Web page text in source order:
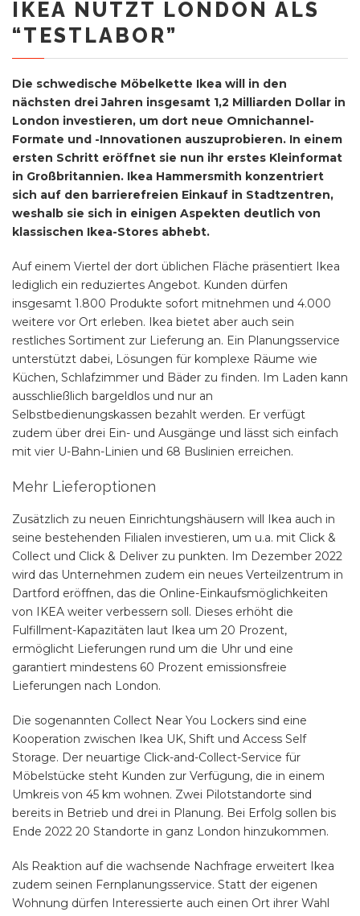
IKEA NUTZT LONDON ALS
“TESTLABOR”
Die schwedische Möbelkette Ikea will in den
nächsten drei Jahren insgesamt 1,2 Milliarden Dollar in
London investieren, um dort neue Omnichannel-
Formate und -Innovationen auszuprobieren. In einem
ersten Schritt eröffnet sie nun ihr erstes Kleinformat
in Großbritannien. Ikea Hammersmith konzentriert
sich auf den barrierefreien Einkauf in Stadtzentren,
weshalb sie sich in einigen Aspekten deutlich von
klassischen Ikea-Stores abhebt.
Auf einem Viertel der dort üblichen Fläche präsentiert Ikea
lediglich ein reduziertes Angebot. Kunden dürfen
insgesamt 1.800 Produkte sofort mitnehmen und 4.000
weitere vor Ort erleben. Ikea bietet aber auch sein
restliches Sortiment zur Lieferung an. Ein Planungsservice
unterstützt dabei, Lösungen für komplexe Räume wie
Küchen, Schlafzimmer und Bäder zu finden. Im Laden kann
ausschließlich bargeldlos und nur an
Selbstbedienungskassen bezahlt werden. Er verfügt
zudem über drei Ein- und Ausgänge und lässt sich einfach
mit vier U-Bahn-Linien und 68 Buslinien erreichen.
Mehr Lieferoptionen
Zusätzlich zu neuen Einrichtungshäusern will Ikea auch in
seine bestehenden Filialen investieren, um u.a. mit Click &
Collect und Click & Deliver zu punkten. Im Dezember 2022
wird das Unternehmen zudem ein neues Verteilzentrum in
Dartford eröffnen, das die Online-Einkaufsmöglichkeiten
von IKEA weiter verbessern soll. Dieses erhöht die
Fulfillment-Kapazitäten laut Ikea um 20 Prozent,
ermöglicht Lieferungen rund um die Uhr und eine
garantiert mindestens 60 Prozent emissionsfreie
Lieferungen nach London.
Die sogenannten Collect Near You Lockers sind eine
Kooperation zwischen Ikea UK, Shift und Access Self
Storage. Der neuartige Click-and-Collect-Service für
Möbelstücke steht Kunden zur Verfügung, die in einem
Umkreis von 45 km wohnen. Zwei Pilotstandorte sind
bereits in Betrieb und drei in Planung. Bei Erfolg sollen bis
Ende 2022 20 Standorte in ganz London hinzukommen.
Als Reaktion auf die wachsende Nachfrage erweitert Ikea
zudem seinen Fernplanungsservice. Statt der eigenen
Wohnung dürfen Interessierte auch einen Ort ihrer Wahl